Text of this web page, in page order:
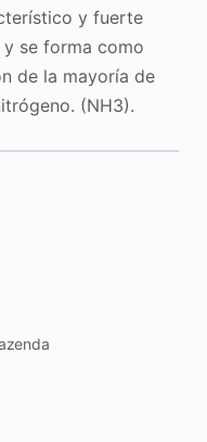
y fuerte
y se forma como
de la mayoría de
(NH3).